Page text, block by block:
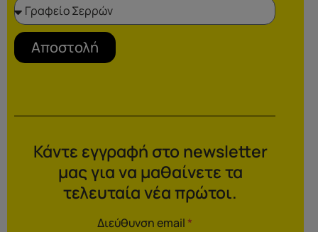
Αποστολή
Κάντε εγγραφή στο newsletter
μας για να μαθαίνετε τα
τελευταία νέα πρώτοι.
Διεύθυνση email*